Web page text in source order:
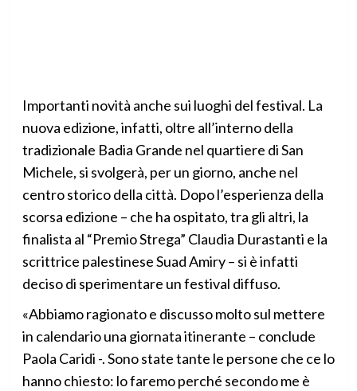
Importanti novità anche sui luoghi del festival. La
nuova edizione, infatti, oltre all’interno della
tradizionale Badia Grande nel quartiere di San
Michele, si svolgerà, per un giorno, anche nel
centro storico della città. Dopo l’esperienza della
scorsa edizione – che ha ospitato, tra gli altri, la
finalista al “Premio Strega” Claudia Durastanti e la
scrittrice palestinese Suad Amiry – si è infatti
deciso di sperimentare un festival diffuso.
«Abbiamo ragionato e discusso molto sul mettere
in calendario una giornata itinerante – conclude
Paola Caridi -. Sono state tante le persone che ce lo
hanno chiesto: lo faremo perché secondo me è